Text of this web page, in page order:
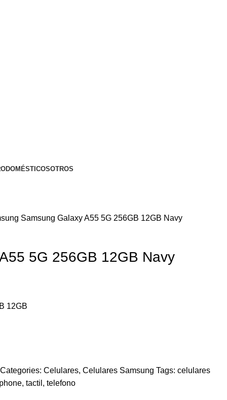
OTROS
Samsung Galaxy A55 5G 256GB 12GB Navy
5G 256GB 12GB Navy
12GB
Categories: Celulares, Celulares Samsung Tags: celulares
, tactil , telefono